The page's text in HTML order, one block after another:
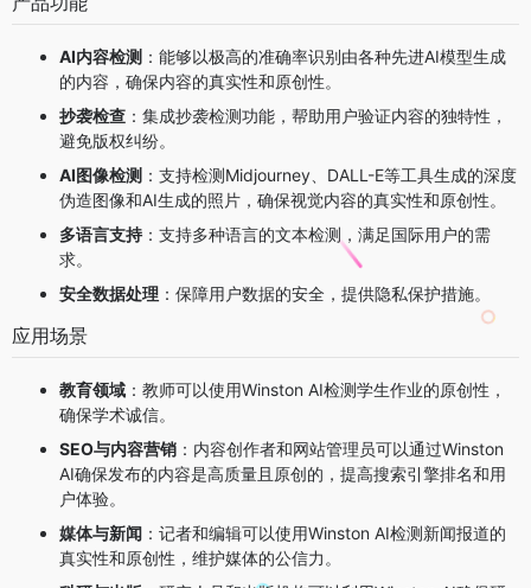
AI内容检测 ：能够以极高的准确率识别由各种先进AI模型生成
的内容，确保内容的真实性和原创性。
抄袭检查 ：集成抄袭检测功能，帮助用户验证内容的独特性，
避免版权纠纷。
AI图像检测 ：支持检测Midjourney、DALL-E等工具生成的深度
伪造图像和AI生成的照片，确保视觉内容的真实性和原创性。
多语言支持 ：支持多种语言的文本检测，满足国际用户的需
求。
安全数据处理 ：保障用户数据的安全，提供隐私保护措施。
应用场景
教育领域 ：教师可以使用Winston AI检测学生作业的原创性，
确保学术诚信。
SEO与内容营销 ：内容创作者和网站管理员可以通过Winston
AI确保发布的内容是高质量且原创的，提高搜索引擎排名和用
户体验。
媒体与新闻 ：记者和编辑可以使用Winston AI检测新闻报道的
真实性和原创性，维护媒体的公信力。